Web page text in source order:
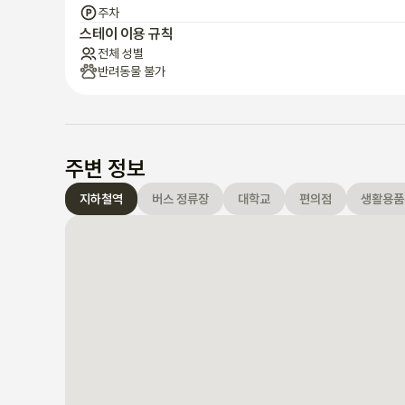
[이 동네]
- 연남과 연희는 매우 젊고 창의적인 동네입니다. 바, 레스
    - 문 앞에는 등산할 수 있는 작은 산/언덕도 있습니다.
윙윙거리는 지역은 불과 1분 거리에 있지만, 집은 조용하고
면, 딱 맞는 곳에 오셨습니다.
주차
스테이 이용 규칙
전체 성별
반려동물 불가
주변 정보
지하철역 버스 정류장 대학교 편의점 생활용